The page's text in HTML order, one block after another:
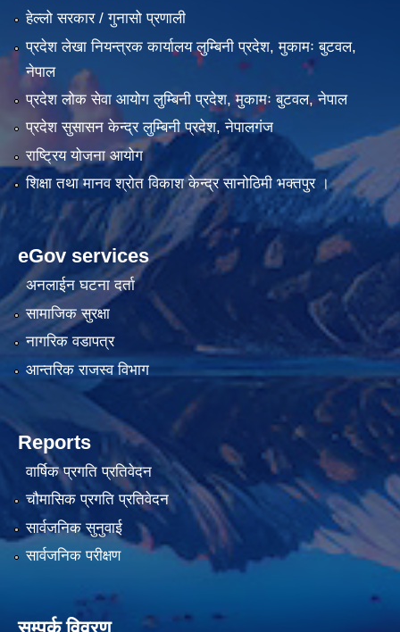
हेल्लो सरकार / गुनासो प्रणाली
प्रदेश लेखा नियन्त्रक कार्यालय लुम्बिनी प्रदेश, मुकामः बुटवल,
नेपाल
प्रदेश लोक सेवा आयोग लुम्बिनी प्रदेश, मुकामः बुटवल, नेपाल
प्रदेश सुसासन केन्द्र लुम्बिनी प्रदेश, नेपालगंज
राष्ट्रिय योजना आयोग
शिक्षा तथा मानव श्रोत विकाश केन्द्र सानोठिमी भक्तपुर ।
eGov services
अनलाईन घटना दर्ता
सामाजिक सुरक्षा
नागरिक वडापत्र
आन्तरिक राजस्व विभाग
Reports
वार्षिक प्रगति प्रतिवेदन
चौमासिक प्रगति प्रतिवेदन
सार्वजनिक सुनुवाई
सार्वजनिक परीक्षण